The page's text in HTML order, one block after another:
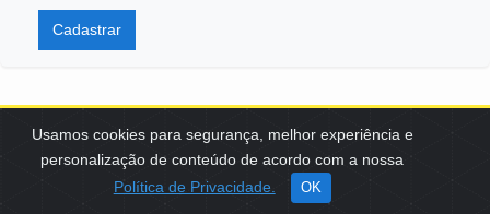
Usamos cookies para segurança, melhor experiência e
personalização de conteúdo de acordo com a nossa
Política de Privacidade.
OK
Cadastrar
SCES, TRECHO 02, LOTE 22 CEP: 70200-002 | BRASÍLIA (DF) | +55
61 3108-7000 / FBB@FBB.ORG.BR